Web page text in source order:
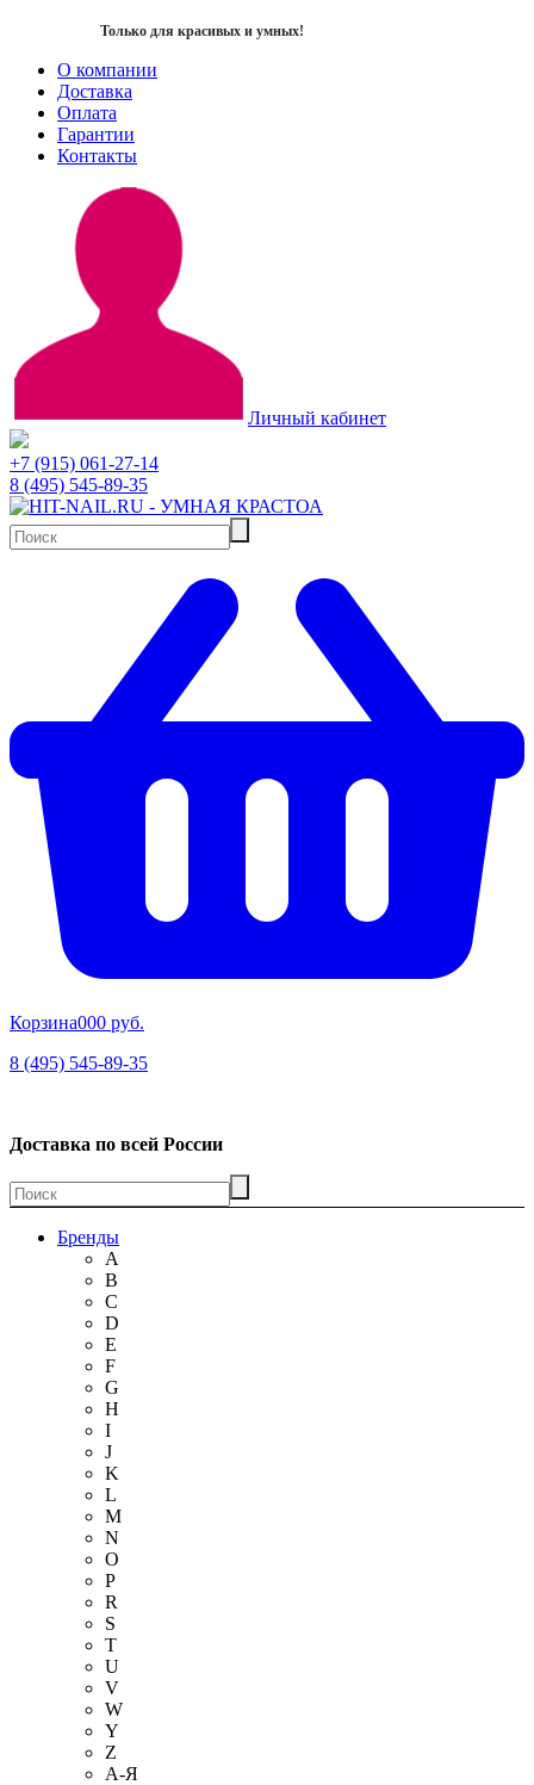
Только для красивых и умных!
О компании
Доставка
Оплата
Гарантии
Контакты
Личный кабинет
+7 (915) 061-27-14
8 (495) 545-89-35
Корзина000 руб.
8 (495) 545-89-35
Доставка по всей России
Бренды
A
B
C
D
E
F
G
H
I
J
K
L
M
N
O
P
R
S
T
U
V
W
Y
Z
А-Я